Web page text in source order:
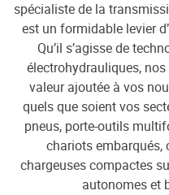
spécialiste de la
est un formidable levier
Qu’il s’agisse de
électrohydrauliques,
valeur ajoutée à vos
quels que soient vos
pneus, porte-outils
chariots embarqués,
chargeuses compactes
autonomes et